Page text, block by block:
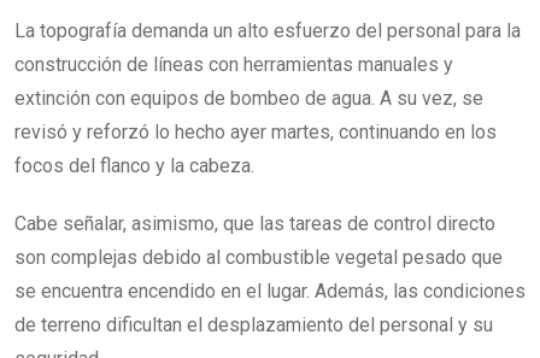
La topografía demanda un alto esfuerzo del personal para la
construcción de líneas con herramientas manuales y
extinción con equipos de bombeo de agua. A su vez, se
revisó y reforzó lo hecho ayer martes, continuando en los
focos del flanco y la cabeza.
Cabe señalar, asimismo, que las tareas de control directo
son complejas debido al combustible vegetal pesado que
se encuentra encendido en el lugar. Además, las condiciones
de terreno dificultan el desplazamiento del personal y su